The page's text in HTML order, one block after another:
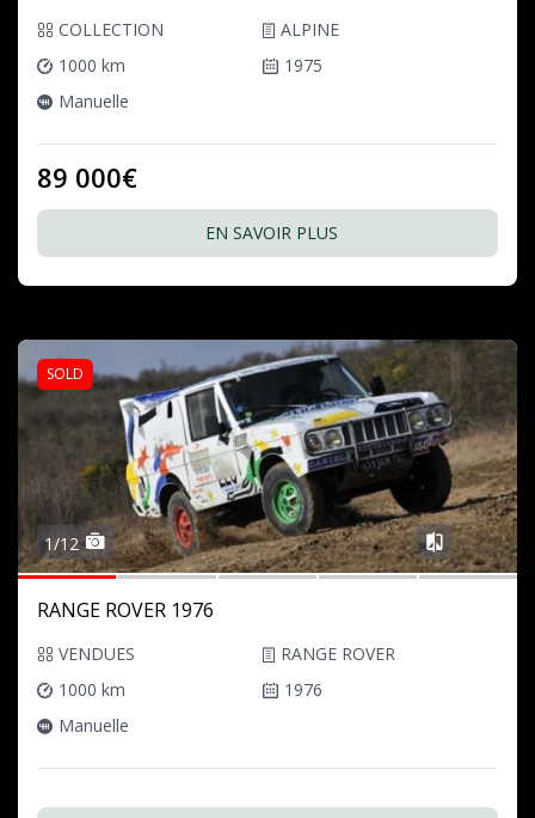
COLLECTION
ALPINE
1000 km
1975
Manuelle
89 000€
EN SAVOIR PLUS
SOLD
1/12
RANGE ROVER 1976
VENDUES
RANGE ROVER
1000 km
1976
Manuelle